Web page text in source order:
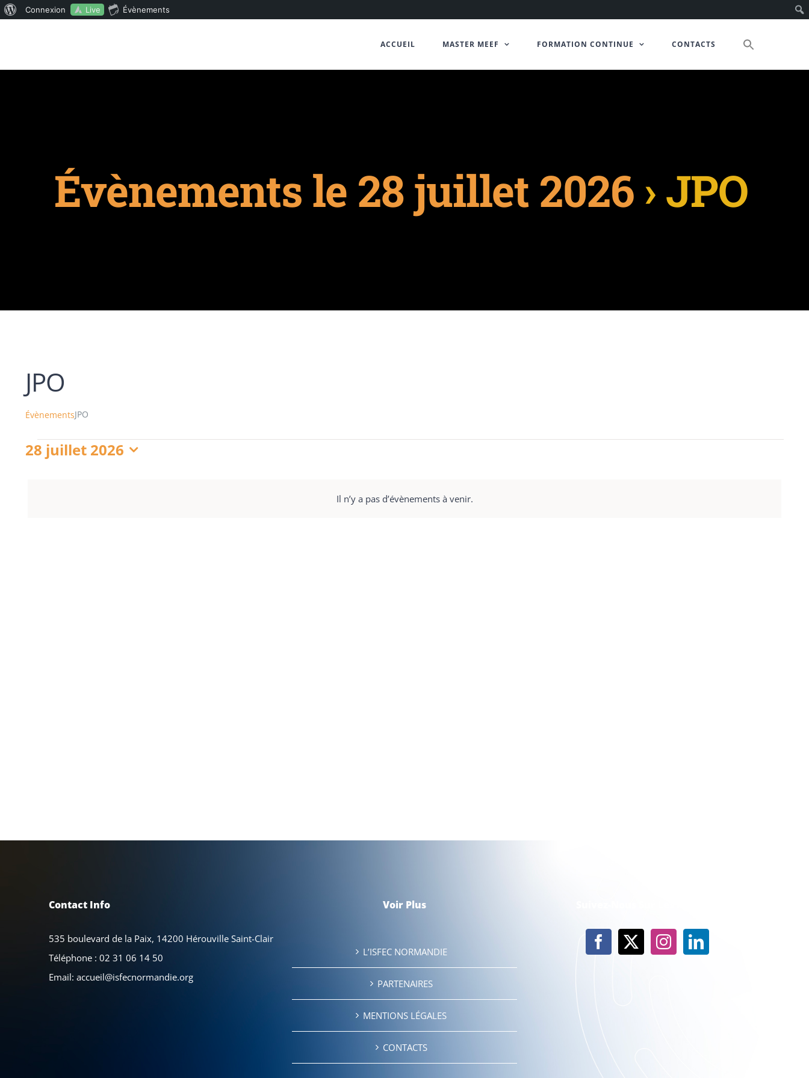
Connexion Live Évènements
ACCUEIL MASTER MEEF FORMATION CONTINUE CONTACTS
Évènements le 28 juillet 2026 › JPO
JPO
ÉvènementsJPO
Il n’y a pas d’évènements à venir.
28 juillet 2026
Contact Info
535 boulevard de la Paix, 14200 Hérouville Saint-Clair
Téléphone :02 31 06 14 50
Email:accueil@isfecnormandie.org
Voir Plus
L’ISFEC NORMANDIE
PARTENAIRES
MENTIONS LÉGALES
CONTACTS